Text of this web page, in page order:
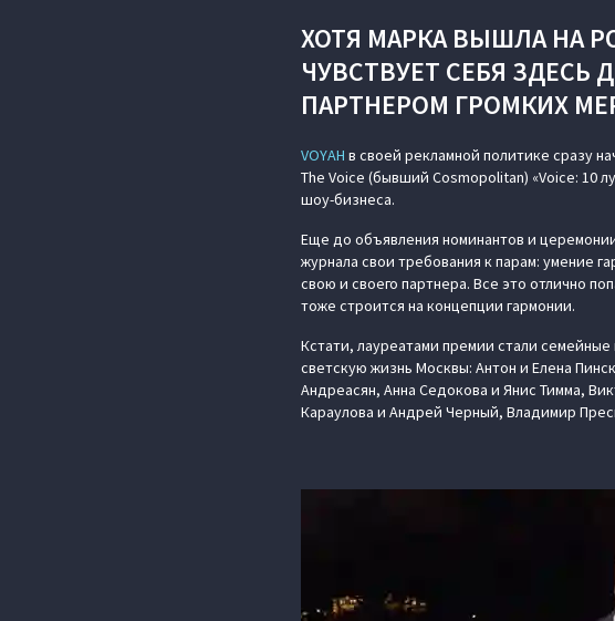
ХОТЯ МАРКА ВЫШЛА НА
ЧУВСТВУЕТ СЕБЯ
ПАРТНЕРОМ ГРОМКИХ
VOYAH в своей рекламной политике сразу
The Voice (бывший Cosmopolitan) «Voice: 10
шоу-бизнеса.
Еще до объявления номинантов и
журнала свои требования к парам: умение
свою и своего партнера. Все это отлично
тоже строится на концепции гармонии.
Кстати, лауреатами премии стали
светскую жизнь Москвы: Антон и Елена
Андреасян, Анна Седокова и Янис Тимма,
Караулова и Андрей Черный, Владимир